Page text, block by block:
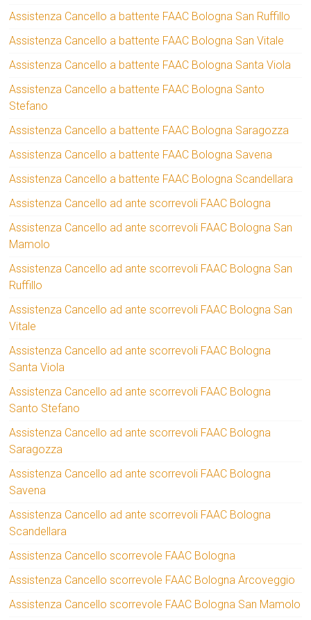
Assistenza Cancello a battente FAAC Bologna San Ruffillo
Assistenza Cancello a battente FAAC Bologna San Vitale
Assistenza Cancello a battente FAAC Bologna Santa Viola
Assistenza Cancello a battente FAAC Bologna Santo
Stefano
Assistenza Cancello a battente FAAC Bologna Saragozza
Assistenza Cancello a battente FAAC Bologna Savena
Assistenza Cancello a battente FAAC Bologna Scandellara
Assistenza Cancello ad ante scorrevoli FAAC Bologna
Assistenza Cancello ad ante scorrevoli FAAC Bologna San
Mamolo
Assistenza Cancello ad ante scorrevoli FAAC Bologna San
Ruffillo
Assistenza Cancello ad ante scorrevoli FAAC Bologna San
Vitale
Assistenza Cancello ad ante scorrevoli FAAC Bologna
Santa Viola
Assistenza Cancello ad ante scorrevoli FAAC Bologna
Santo Stefano
Assistenza Cancello ad ante scorrevoli FAAC Bologna
Saragozza
Assistenza Cancello ad ante scorrevoli FAAC Bologna
Savena
Assistenza Cancello ad ante scorrevoli FAAC Bologna
Scandellara
Assistenza Cancello scorrevole FAAC Bologna
Assistenza Cancello scorrevole FAAC Bologna Arcoveggio
Assistenza Cancello scorrevole FAAC Bologna San Mamolo